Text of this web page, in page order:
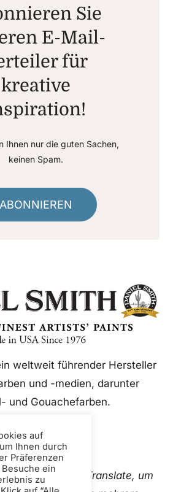
Sie
E-Mail-
für
kreative
Ihnen nur die guten Sachen,
keinen Spam.
ABONNIEREN
weltweit führender Hersteller
und -medien, darunter
und Gouachefarben.
Google Translate, um
auf
Ihnen durch
Präferenzen
ein
zu